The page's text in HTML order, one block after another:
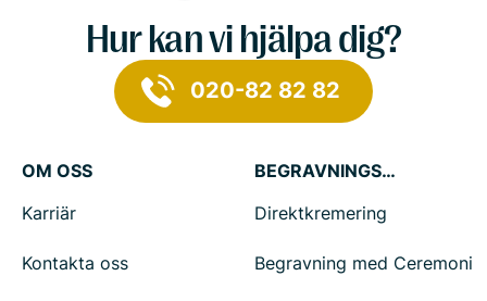
Hur kan vi hjälpa dig?
020-82 82 82
OM OSS
Karriär
Kontakta oss
BEGRAVNINGSTJÄNSTER
Direktkremering
Begravning med Ceremoni